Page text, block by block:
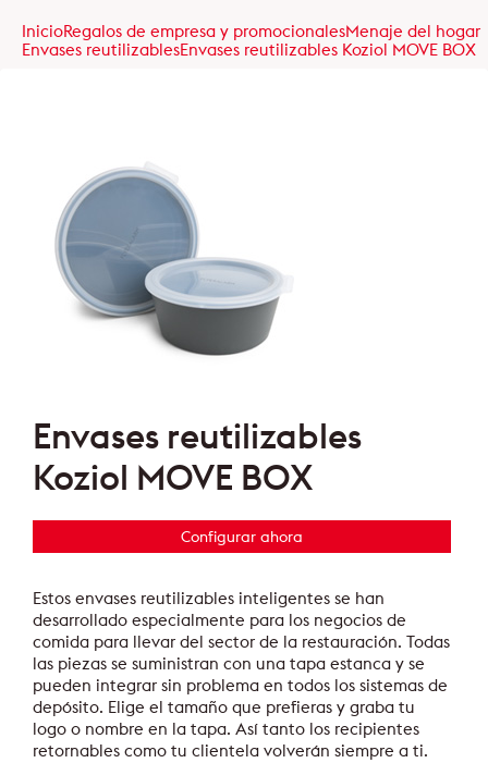
InicioRegalos de empresa y promocionalesMenaje del hogar
Envases reutilizablesEnvases reutilizables Koziol MOVE BOX
Envases reutilizables
Koziol MOVE BOX
Configurar ahora
Estos envases reutilizables inteligentes se han
desarrollado especialmente para los negocios de
comida para llevar del sector de la restauración. Todas
las piezas se suministran con una tapa estanca y se
pueden integrar sin problema en todos los sistemas de
depósito. Elige el tamaño que prefieras y graba tu
logo o nombre en la tapa. Así tanto los recipientes
retornables como tu clientela volverán siempre a ti.